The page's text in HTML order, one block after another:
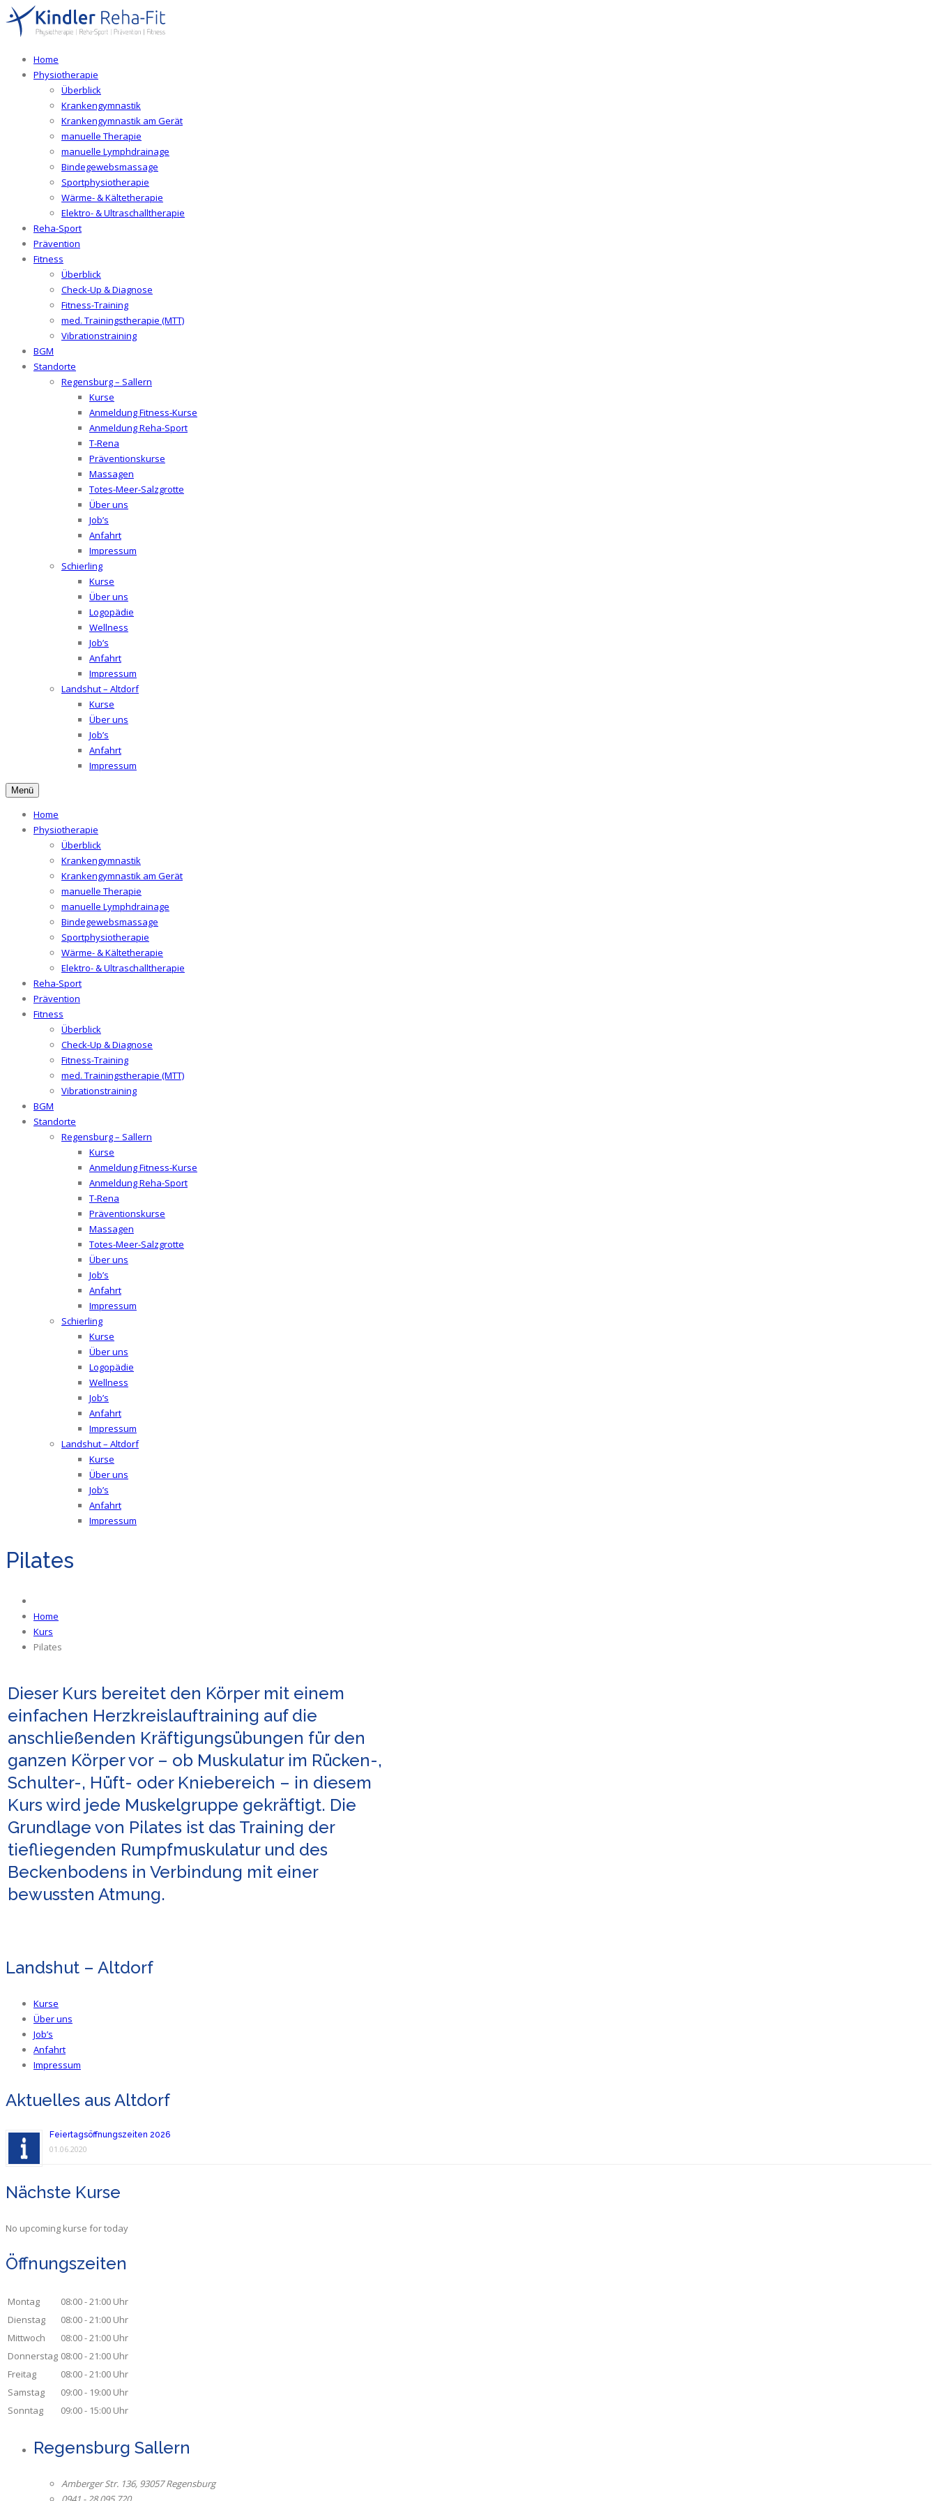
Home
Physiotherapie
Überblick
Krankengymnastik
Krankengymnastik am Gerät
manuelle Therapie
manuelle Lymphdrainage
Bindegewebsmassage
Sportphysiotherapie
Wärme- & Kältetherapie
Elektro- & Ultraschalltherapie
Reha-Sport
Prävention
Fitness
Überblick
Check-Up & Diagnose
Fitness-Training
med. Trainingstherapie (MTT)
Vibrationstraining
BGM
Standorte
Regensburg – Sallern
Kurse
Anmeldung Fitness-Kurse
Anmeldung Reha-Sport
T-Rena
Präventionskurse
Massagen
Totes-Meer-Salzgrotte
Über uns
Job’s
Anfahrt
Impressum
Schierling
Kurse
Über uns
Logopädie
Wellness
Job’s
Anfahrt
Impressum
Landshut – Altdorf
Kurse
Über uns
Job’s
Anfahrt
Impressum
Menü
Home
Physiotherapie
Überblick
Krankengymnastik
Krankengymnastik am Gerät
manuelle Therapie
manuelle Lymphdrainage
Bindegewebsmassage
Sportphysiotherapie
Wärme- & Kältetherapie
Elektro- & Ultraschalltherapie
Reha-Sport
Prävention
Fitness
Überblick
Check-Up & Diagnose
Fitness-Training
med. Trainingstherapie (MTT)
Vibrationstraining
BGM
Standorte
Regensburg – Sallern
Kurse
Anmeldung Fitness-Kurse
Anmeldung Reha-Sport
T-Rena
Präventionskurse
Massagen
Totes-Meer-Salzgrotte
Über uns
Job’s
Anfahrt
Impressum
Schierling
Kurse
Über uns
Logopädie
Wellness
Job’s
Anfahrt
Impressum
Landshut – Altdorf
Kurse
Über uns
Job’s
Anfahrt
Impressum
Pilates
Home
Kurs
Pilates
Dieser Kurs bereitet den Körper mit einem
einfachen Herzkreislauftraining auf die
anschließenden Kräftigungsübungen für den
ganzen Körper vor – ob Muskulatur im Rücken-,
Schulter-, Hüft- oder Kniebereich – in diesem
Kurs wird jede Muskelgruppe gekräftigt. Die
Grundlage von Pilates ist das Training der
tiefliegenden Rumpfmuskulatur und des
Beckenbodens in Verbindung mit einer
bewussten Atmung.
Landshut – Altdorf
Kurse
Über uns
Job’s
Anfahrt
Impressum
Aktuelles aus Altdorf
Feiertagsöffnungszeiten 2026
01.06.2020
Nächste Kurse
No upcoming kurse for today
Öffnungszeiten
Montag
08:00 - 21:00 Uhr
Dienstag
08:00 - 21:00 Uhr
Mittwoch
08:00 - 21:00 Uhr
Donnerstag 08:00 - 21:00 Uhr
Freitag
08:00 - 21:00 Uhr
Samstag
09:00 - 19:00 Uhr
Sonntag
09:00 - 15:00 Uhr
Regensburg Sallern
Amberger Str. 136, 93057 Regensburg